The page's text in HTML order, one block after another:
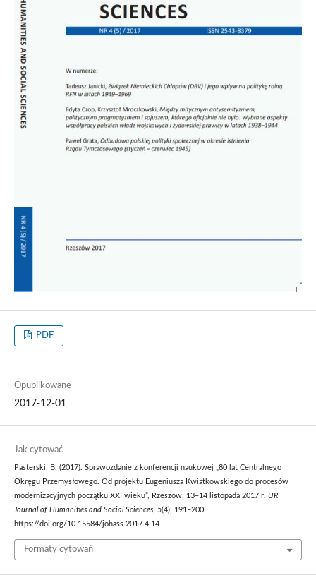
PDF
Opublikowane
2017-12-01
Jak cytować
Pasterski, B. (2017). Sprawozdanie z konferencji naukowej „80 lat Centralnego
Okręgu Przemysłowego. Od projektu Eugeniusza Kwiatkowskiego do procesów
modernizacyjnych początku XXI wieku”, Rzeszów, 13–14 listopada 2017 r. UR
Journal of Humanities and Social Sciences, 5(4), 191–200.
https://doi.org/10.15584/johass.2017.4.14
Formaty cytowań